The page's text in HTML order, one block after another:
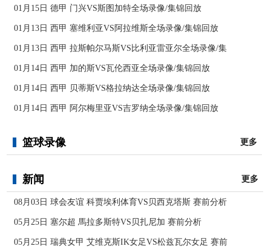
01月15日 德甲 门兴VS斯图加特全场录像/集锦回放
01月13日 西甲 塞维利亚VS阿拉维斯全场录像/集锦回放
01月13日 西甲 拉斯帕尔马斯VS比利亚雷亚尔全场录像/集
01月14日 西甲 加的斯VS瓦伦西亚全场录像/集锦回放
01月14日 西甲 贝蒂斯VS格拉纳达全场录像/集锦回放
01月14日 西甲 阿尔梅里亚VS吉罗纳全场录像/集锦回放
篮球录像 更多
新闻 更多
08月03日 球会友谊 科贾埃利体育VS贝西克塔斯 赛前分析
05月25日 塞尔超 馬拉多斯特VS贝扎尼加 赛前分析
05月25日 瑞典女甲 艾维克斯IK女足VS松兹瓦尔女足 赛前